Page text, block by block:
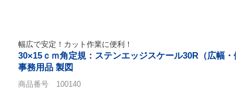
幅広で安定！カット作業に便利！
30×15ｃｍ角定規：ステンエッジスケール30R（広幅
事務用品 製図
商品番号 100140